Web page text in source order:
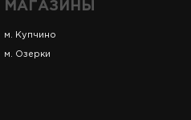
МАГАЗИНЫ
м. Купчино
м. Озерки